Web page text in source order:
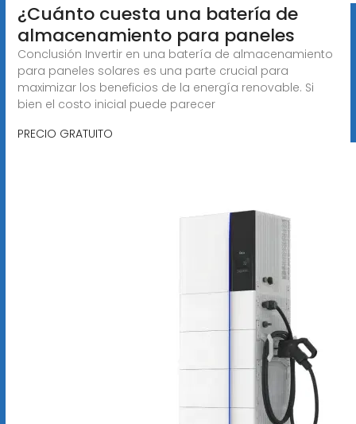
¿Cuánto cuesta una batería de
almacenamiento para paneles
Conclusión Invertir en una batería de almacenamiento
para paneles solares es una parte crucial para
maximizar los beneficios de la energía renovable. Si
bien el costo inicial puede parecer
PRECIO GRATUITO